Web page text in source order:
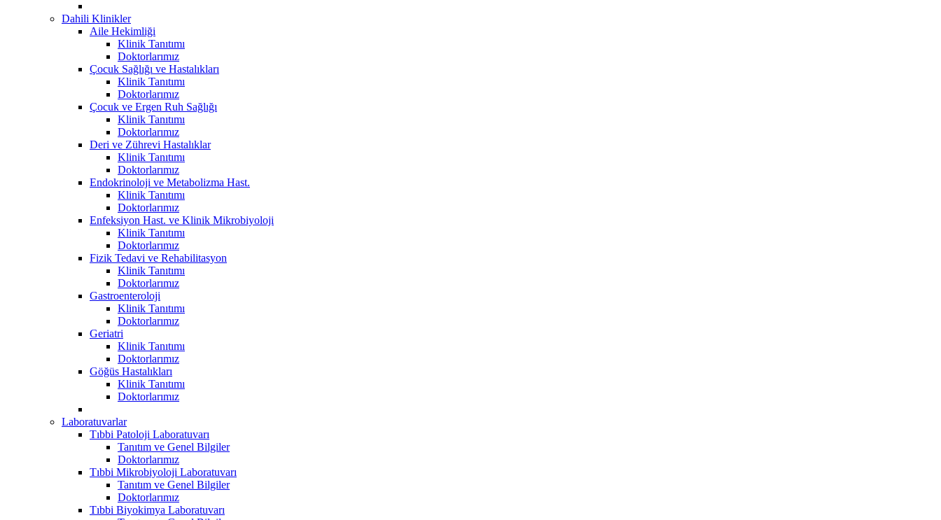
Dahili Klinikler
Aile Hekimliği
Klinik Tanıtımı
Doktorlarımız
Çocuk Sağlığı ve Hastalıkları
Klinik Tanıtımı
Doktorlarımız
Çocuk ve Ergen Ruh Sağlığı
Klinik Tanıtımı
Doktorlarımız
Deri ve Zührevi Hastalıklar
Klinik Tanıtımı
Doktorlarımız
Endokrinoloji ve Metabolizma Hast.
Klinik Tanıtımı
Doktorlarımız
Enfeksiyon Hast. ve Klinik Mikrobiyoloji
Klinik Tanıtımı
Doktorlarımız
Fizik Tedavi ve Rehabilitasyon
Klinik Tanıtımı
Doktorlarımız
Gastroenteroloji
Klinik Tanıtımı
Doktorlarımız
Geriatri
Klinik Tanıtımı
Doktorlarımız
Göğüs Hastalıkları
Klinik Tanıtımı
Doktorlarımız
Laboratuvarlar
Tıbbi Patoloji Laboratuvarı
Tanıtım ve Genel Bilgiler
Doktorlarımız
Tıbbi Mikrobiyoloji Laboratuvarı
Tanıtım ve Genel Bilgiler
Doktorlarımız
Tıbbi Biyokimya Laboratuvarı